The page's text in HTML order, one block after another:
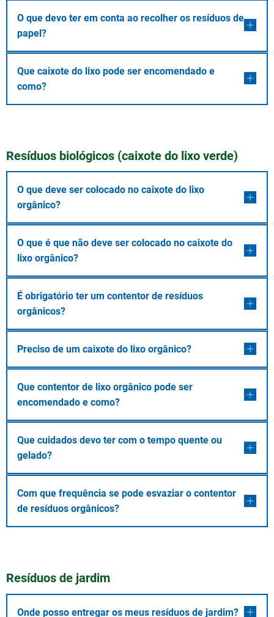
O que devo ter em conta ao recolher os resíduos de
papel?
Que caixote do lixo pode ser encomendado e
como?
Resíduos biológicos (caixote do lixo verde)
O que deve ser colocado no caixote do lixo
orgânico?
O que é que não deve ser colocado no caixote do
lixo orgânico?
É obrigatório ter um contentor de resíduos
orgânicos?
Preciso de um caixote do lixo orgânico?
Que contentor de lixo orgânico pode ser
encomendado e como?
Que cuidados devo ter com o tempo quente ou
gelado?
Com que frequência se pode esvaziar o contentor
de resíduos orgânicos?
Resíduos de jardim
Onde posso entregar os meus resíduos de jardim?